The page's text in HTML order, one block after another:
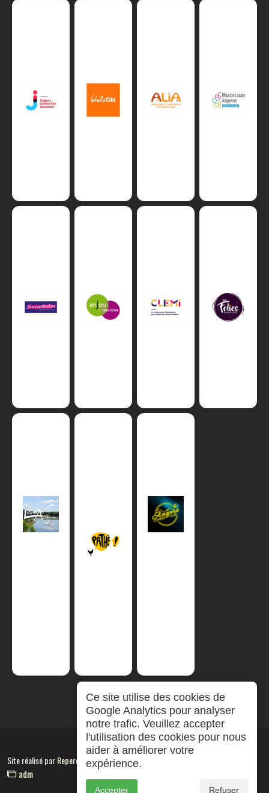
Site réalisé parRepereCom
adm
Ce site utilise des cookies de
Google Analytics pour analyser
notre trafic. Veuillez accepter
l'utilisation des cookies pour nous
aider à améliorer votre
expérience.
Accepter Refuser